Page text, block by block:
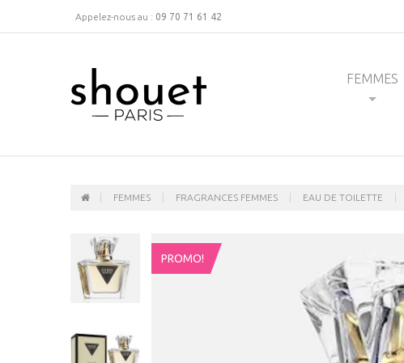
Appelez-nous au : 09 70 71 61 42
FEMMES
FEMMES FRAGRANCES FEMMES EAU DE TOILETTE
PROMO!